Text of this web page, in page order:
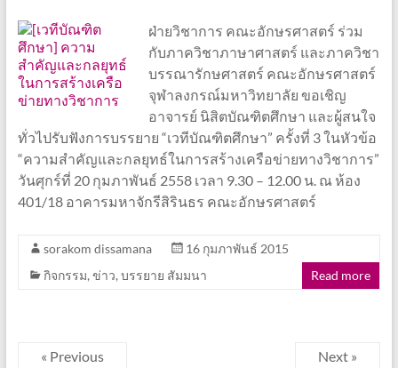
ฝ่ายวิชาการ คณะอักษรศาสตร์ ร่วม
กับภาควิชาภาษาศาสตร์ และภาควิชา
บรรณารักษศาสตร์ คณะอักษรศาสตร์
จุฬาลงกรณ์มหาวิทยาลัย ขอเชิญ
อาจารย์ นิสิตบัณฑิตศึกษา และผู้สนใจ
ทั่วไปรับฟังการบรรยาย “เวทีบัณฑิตศึกษา” ครั้งที่ 3 ในหัวข้อ
“ความสำคัญและกลยุทธ์ในการสร้างเครือข่ายทางวิชาการ”
วันศุกร์ที่ 20 กุมภาพันธ์ 2558 เวลา 9.30 – 12.00 น. ณ ห้อง
401/18 อาคารมหาจักรีสิรินธร คณะอักษรศาสตร์
sorakom dissamana
16 กุมภาพันธ์ 2015
กิจกรรม, ข่าว, บรรยาย สัมมนา Read more
« Previous Next »